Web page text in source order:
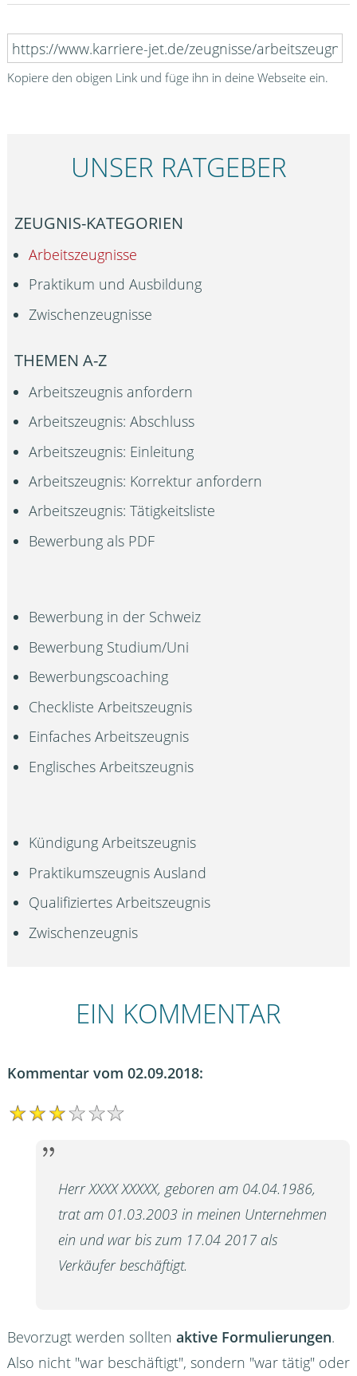
Kopiere den obigen Link und füge ihn in deine Webseite ein.
UNSER RATGEBER
ZEUGNIS-KATEGORIEN
Arbeitszeugnisse
Praktikum und Ausbildung
Zwischenzeugnisse
THEMEN A-Z
Arbeitszeugnis anfordern
Arbeitszeugnis: Abschluss
Arbeitszeugnis: Einleitung
Arbeitszeugnis: Korrektur anfordern
Arbeitszeugnis: Tätigkeitsliste
Bewerbung als PDF
Bewerbung in der Schweiz
Bewerbung Studium/Uni
Bewerbungscoaching
Checkliste Arbeitszeugnis
Einfaches Arbeitszeugnis
Englisches Arbeitszeugnis
Kündigung Arbeitszeugnis
Praktikumszeugnis Ausland
Qualifiziertes Arbeitszeugnis
Zwischenzeugnis
EIN KOMMENTAR
Kommentar vom 02.09.2018:
Herr XXXX XXXXX, geboren am 04.04.1986,
trat am 01.03.2003 in meinen Unternehmen
ein und war bis zum 17.04 2017 als
Verkäufer beschäftigt.
Bevorzugt werden sollten aktive Formulierungen.
Also nicht "war beschäftigt", sondern "war tätig" oder